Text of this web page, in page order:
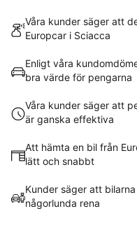
Våra kunder säger att
Europcar i Sciacca
Enligt våra
bra värde för pengarna
Våra kunder säger att
är ganska effektiva
Att hämta en bil från
lätt och snabbt
Kunder säger att
någorlunda rena